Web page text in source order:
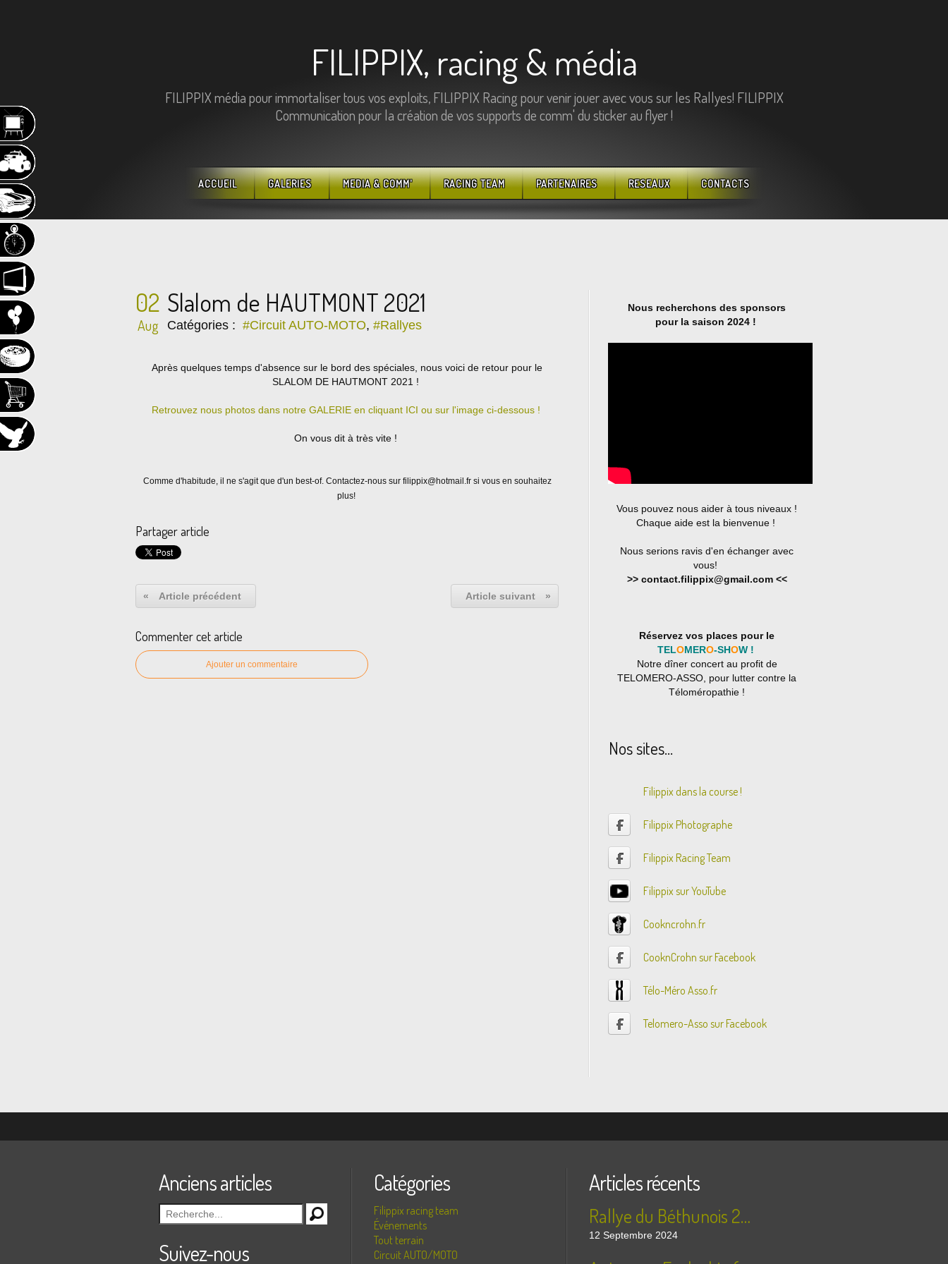
FILIPPIX, racing & média
FILIPPIX média pour immortaliser tous vos exploits, FILIPPIX Racing pour venir jouer avec vous sur les Rallyes! FILIPPIX
Communication pour la création de vos supports de comm' du sticker au flyer !
ACCUEIL GALERIES MEDIA & COMM' RACING TEAM PARTENAIRES RESEAUX CONTACTS
02
Aug
Slalom de HAUTMONT 2021
Catégories : #Circuit AUTO-MOTO, #Rallyes
Après quelques temps d'absence sur le bord des spéciales, nous voici de retour pour le
SLALOM DE HAUTMONT 2021 !
Retrouvez nous photos dans notre GALERIE en cliquant ICI ou sur l'image ci-dessous !
On vous dit à très vite !
Comme d'habitude, il ne s'agit que d'un best-of. Contactez-nous sur filippix@hotmail.fr si vous en souhaitez
plus!
Partager article
« Article précédent Article suivant »
Commenter cet article
Ajouter un commentaire
Nous recherchons des sponsors
pour la saison 2024 !
Vous pouvez nous aider à tous niveaux !
Chaque aide est la bienvenue !
Nous serions ravis d'en échanger avec
vous!
>> contact.filippix@gmail.com <<
Réservez vos places pour le
TELOMERO-SHOW !
Notre dîner concert au profit de
TELOMERO-ASSO, pour lutter contre la
Téloméropathie !
Nos sites...
Filippix dans la course !
Filippix Photographe
Filippix Racing Team
Filippix sur YouTube
Cookncrohn.fr
CooknCrohn sur Facebook
Télo-Méro Asso.fr
Telomero-Asso sur Facebook
Anciens articles
Suivez-nous
Catégories
Filippix racing team
Événements
Tout terrain
Circuit AUTO/MOTO
Articles récents
Rallye du Béthunois 2024 - les photos !
12 Septembre 2024